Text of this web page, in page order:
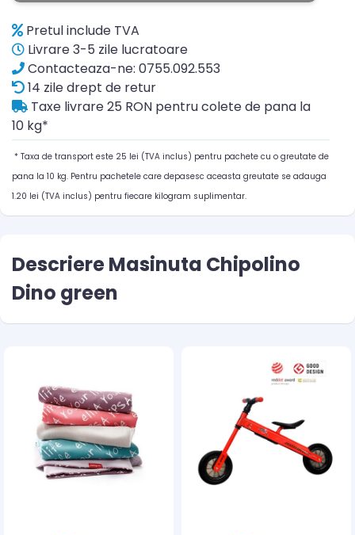
Pretul include TVA
Livrare 3-5 zile lucratoare
Contacteaza-ne: 0755.092.553
14 zile drept de retur
Taxe livrare 25 RON pentru colete de pana la
10 kg*
* Taxa de transport este 25 lei (TVA inclus) pentru pachete cu o greutate de
pana la 10 kg. Pentru pachetele care depasesc aceasta greutate se adauga
1.20 lei (TVA inclus) pentru fiecare kilogram suplimentar.
Descriere Masinuta Chipolino
Dino green